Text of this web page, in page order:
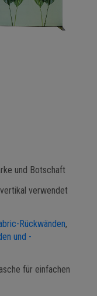
und Botschaft
verwendet
Rückwänden,
und -
für einfachen